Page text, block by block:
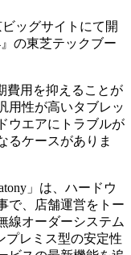
ッグサイトにて開
の東芝テックブー
費用を抑えることが
用性が高いタブレッ
ウエアにトラブルが
るケースがありま
」は、ハードウ
で、店舗運営をトー
線オーダーシステム
プレミス型の安定性